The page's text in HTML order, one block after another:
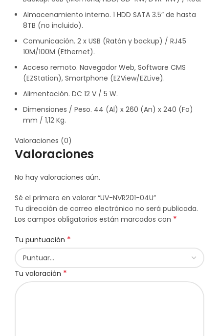
Almacenamiento interno. 1 HDD SATA 3.5″ de hasta
8TB (no incluido).
Comunicación. 2 x USB (Ratón y backup) / RJ45
10M/100M (Ethernet).
Acceso remoto. Navegador Web, Software CMS
(EZStation), Smartphone (EZView/EZLive).
Alimentación. DC 12 V / 5 W.
Dimensiones / Peso. 44 (Al) x 260 (An) x 240 (Fo)
mm / 1,12 Kg.
Valoraciones (0)
Valoraciones
No hay valoraciones aún.
Sé el primero en valorar “UV-NVR201-04U”
Tu dirección de correo electrónico no será publicada.
Los campos obligatorios están marcados con *
Tu puntuación *
Tu valoración *